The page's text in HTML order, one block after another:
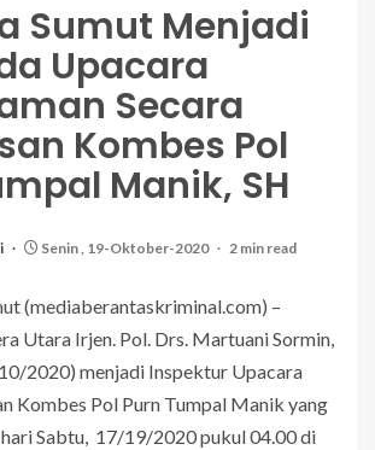
Sumut Menjadi
Upacara
Secara
Kombes Pol
Manik, SH
Senin , 19-Oktober-2020 2 min read
(mediaberantaskriminal.com) –
Utara Irjen. Pol. Drs. Martuani Sormin,
2020) menjadi Inspektur Upacara
Kombes Pol Purn Tumpal Manik yang
Sabtu, 17/19/2020 pukul 04.00 di